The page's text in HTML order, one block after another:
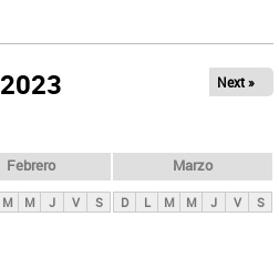
2023 Next »
Febrero
M M J V S
Marzo
D L M M J V S